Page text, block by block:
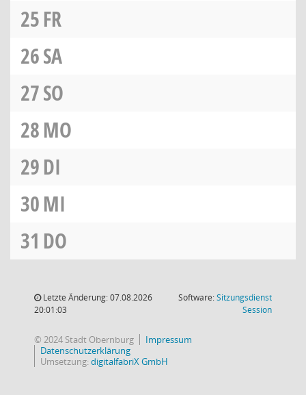
25FR
26SA
27SO
28MO
29DI
30MI
31 DO
Letzte Änderung: 07.08.2026
20:01:03
Software:Sitzungsdienst
Session(Wird in
© 2024 Stadt Obernburg
Impressum
Datenschutzerklärung
Umsetzung:digitalfabriX GmbH